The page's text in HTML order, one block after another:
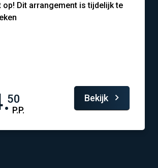
op! Dit arrangement is tijdelijk te
50
P.P.
Bekijk